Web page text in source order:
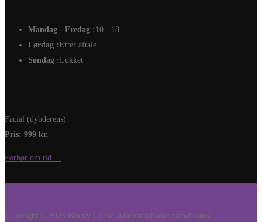
Mandag - Fredag : 10 - 18
Lørdag : Efter aftale
Søndag : Lukket
Facial (dybderens)
Pris: 999 kr.
Forhør om tid....
Copyright © 2025 Beauty Clinic. Alle rettigheder forbeholdes |